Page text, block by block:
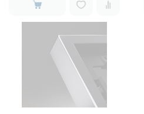
Контакты